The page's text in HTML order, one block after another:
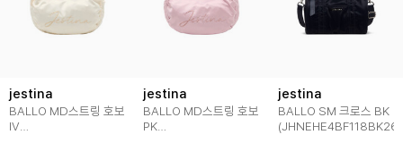
jestina
BALLO MD스트링 호보
IV
jestina
BALLO MD스트링 호보
PK
jestina
BALLO SM 크로스 BK